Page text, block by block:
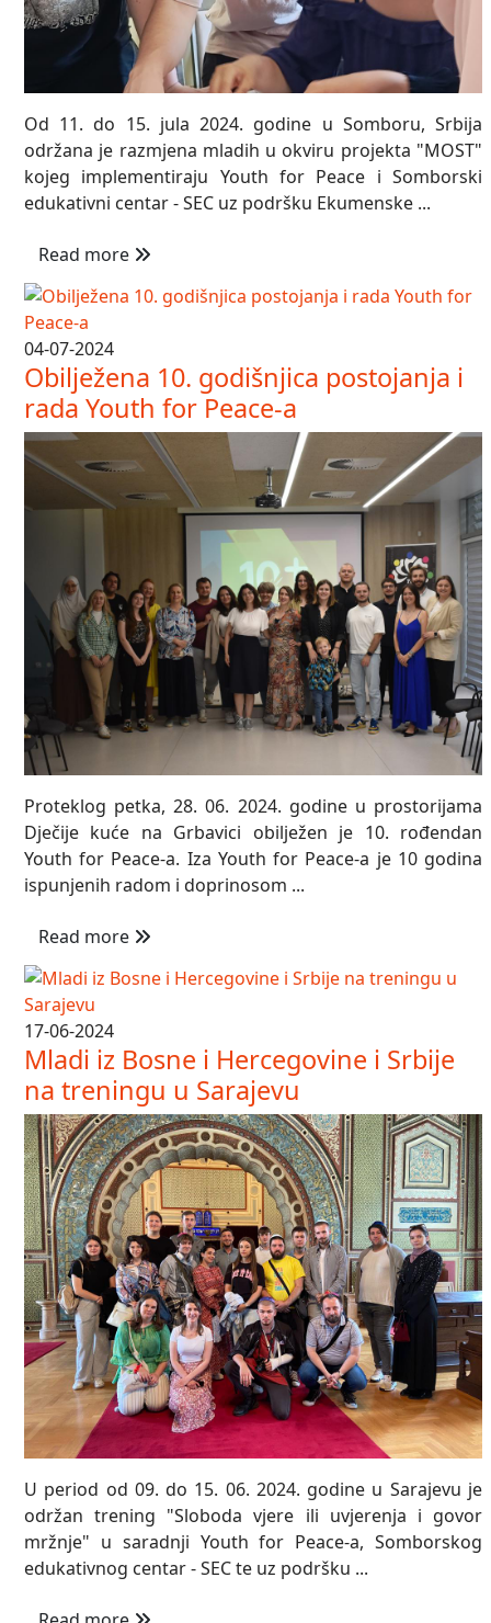
Od 11. do 15. jula 2024. godine u Somboru, Srbija
održana je razmjena mladih u okviru projekta "MOST"
kojeg implementiraju Youth for Peace i Somborski
edukativni centar - SEC uz podršku Ekumenske ...
Read more
04-07-2024
Obilježena 10. godišnjica postojanja i
rada Youth for Peace-a
Proteklog petka, 28. 06. 2024. godine u prostorijama
Dječije kuće na Grbavici obilježen je 10. rođendan
Youth for Peace-a. Iza Youth for Peace-a je 10 godina
ispunjenih radom i doprinosom ...
Read more
17-06-2024
Mladi iz Bosne i Hercegovine i Srbije
na treningu u Sarajevu
U period od 09. do 15. 06. 2024. godine u Sarajevu je
održan trening "Sloboda vjere ili uvjerenja i govor
mržnje" u saradnji Youth for Peace-a, Somborskog
edukativnog centar - SEC te uz podršku ...